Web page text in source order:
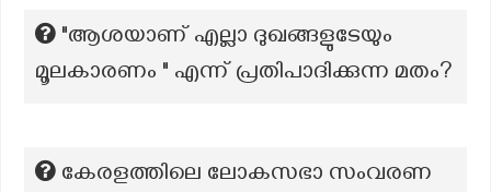
"ആശയാണ് എല്ലാ ദുഖങ്ങളുടേയും
മൂലകാരണം " എന്ന് പ്രതിപാദിക്കുന്ന മതം?
കേരളത്തിലെ ലോകസഭാ സംവരണ